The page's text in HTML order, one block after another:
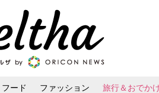
フード ファッション 旅行＆おでか